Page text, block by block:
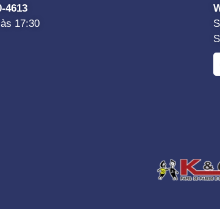
4613
17:30